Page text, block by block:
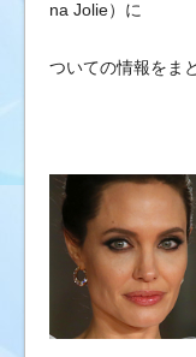
ブ
ゴ
ニ
ュ
ー
芸
na Jolie）に
ついての情報をま